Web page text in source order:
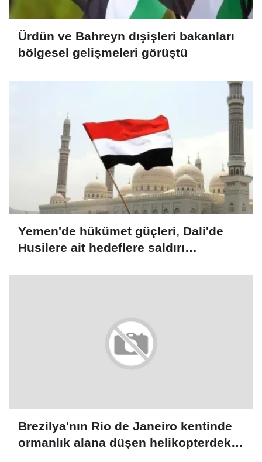
Ürdün ve Bahreyn dışişleri bakanları
bölgesel gelişmeleri görüştü
Yemen'de hükümet güçleri, Dali'de
Husilere ait hedeflere saldırı
Brezilya'nın Rio de Janeiro kentinde
ormanlık alana düşen helikopterdeki